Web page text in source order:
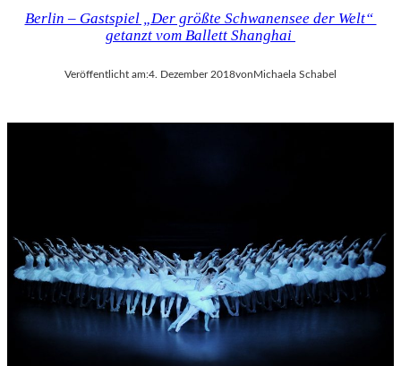
Berlin – Gastspiel „Der größte Schwanensee der Welt“
getanzt vom Ballett Shanghai
Veröffentlicht am:4. Dezember 2018vonMichaela Schabel